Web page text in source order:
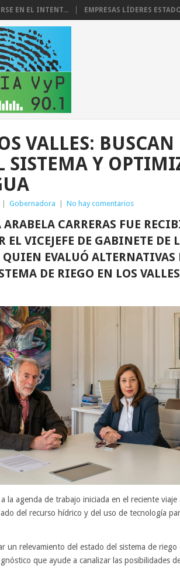
EN EL INTENT... EMPRESAS LÍDERES
VALLES: BUSCAN
SISTEMA Y
Gobernadora No hay comentarios
CARRERAS FUE
EL VICEJEFE DE GABINETE DE
EVALUÓ ALTERNATIVAS
DE RIEGO EN LOS VALLES
la agenda de trabajo iniciada en el reciente viaje
del recurso hídrico y del uso de tecnología
un relevamiento del estado del sistema de riego
que ayude a canalizar las posibilidades